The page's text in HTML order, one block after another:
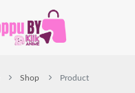
Shop Product